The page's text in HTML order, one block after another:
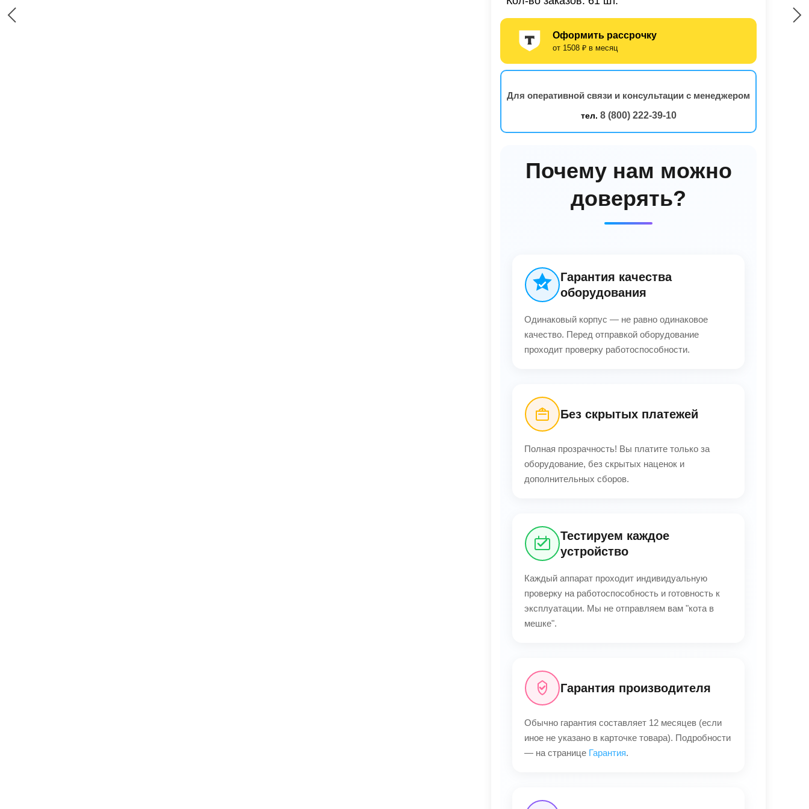
Оформить рассрочку
от 1508 ₽ в месяц
Для оперативной связи и консультации с менеджером
тел. 8 (800) 222-39-10
Почему нам можно
доверять?
Гарантия качества
оборудования
Одинаковый корпус — не равно одинаковое
качество. Перед отправкой оборудование
проходит проверку работоспособности.
Без скрытых платежей
Полная прозрачность! Вы платите только за
оборудование, без скрытых наценок и
дополнительных сборов.
Тестируем каждое
устройство
Каждый аппарат проходит индивидуальную
проверку на работоспособность и готовность к
эксплуатации. Мы не отправляем вам "кота в
мешке".
Гарантия производителя
Обычно гарантия составляет 12 месяцев (если
иное не указано в карточке товара). Подробности
— на странице Гарантия.